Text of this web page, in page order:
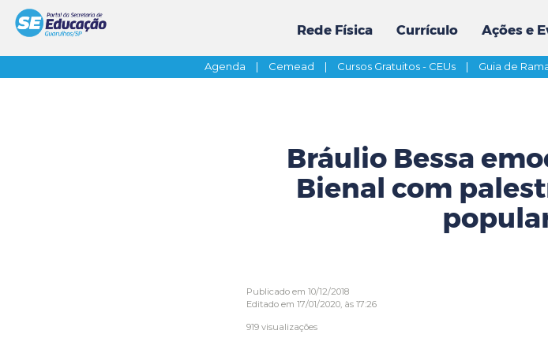
Rede Física Currículo Ações e
Agenda | Cemead | Cursos Gratuitos - CEUs | Guia de
Bráulio Bessa
Bienal com
Publicado em 10/12/2018
Editado em 17/01/2020, às 17:26
919 visualizações